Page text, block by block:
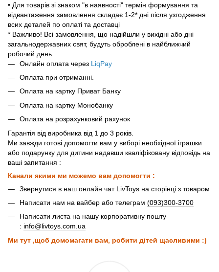
• Для товарів зі знаком "в наявності" термін формування та
відвантаження замовлення складає 1-2* дні після узгодження
всих деталей по оплаті та доставці
* Важливо! Всі замовлення, що надійшли у вихідні або дні
загальнодержавних свят, будуть оброблені в найближчий
робочий день.
Онлайн оплата через LiqPay
Оплата при отриманні.
Оплата на картку Приват Банку
Оплата на картку Монобанку
Оплата на розрахунковий рахунок
Гарантія від виробника від 1 до 3 років.
Ми завжди готові допомогти вам у виборі необхідної іграшки
або подарунку для дитини надавши кваліфіковану відповідь на
ваші запитання :
Канали якими ми можемо вам допомогти :
Звернутися в наш онлайн чат LivToys на сторінці з товаром
Написати нам на вайбер або телеграм (093)300-3700
Написати листа на нашу корпоративну пошту
: info@livtoys.com.ua
Ми тут ,щоб домомагати вам, робити дітей щасливими :)